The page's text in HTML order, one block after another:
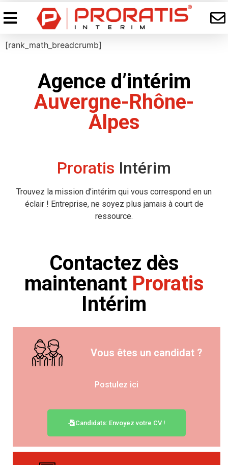
[rank_math_breadcrumb]
Agence d’intérim
Auvergne-Rhône-
Alpes
Proratis Intérim
Trouvez la mission d’intérim qui vous correspond en un
éclair ! Entreprise, ne soyez plus jamais à court de
ressource.
Contactez dès
maintenant Proratis
Intérim
Vous êtes un candidat ?
Postulez ici
Candidats: Envoyez votre CV !